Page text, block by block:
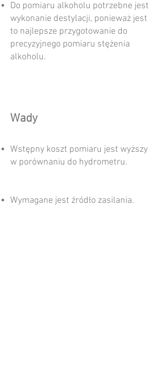
Do pomiaru alkoholu potrzebne jest
wykonanie destylacji, ponieważ jest
to najlepsze przygotowanie do
precyzyjnego pomiaru stężenia
alkoholu.
Wady
Wstępny koszt pomiaru jest wyższy
w porównaniu do hydrometru.
Wymagane jest źródło zasilania.